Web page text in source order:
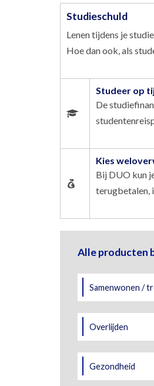
Studieschuld
Lenen tijdens je
Hoe dan ook, als
Studeer op
De
Kies
Bij DUO kun
terugbetalen,
Alle producten
Samenwonen /
Overlijden
Gezondheid